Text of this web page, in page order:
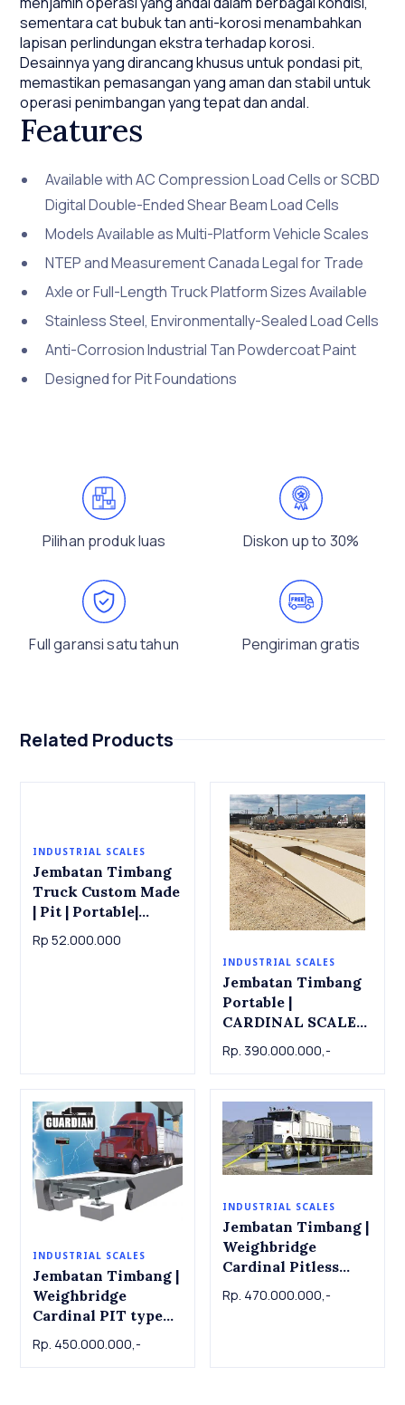
sementara cat bubuk tan anti-korosi menambahkan
lapisan perlindungan ekstra terhadap korosi.
Desainnya yang dirancang khusus untuk pondasi pit,
memastikan pemasangan yang aman dan stabil untuk
operasi penimbangan yang tepat dan andal.
Features
Available with AC Compression Load Cells or SCBD
Digital Double-Ended Shear Beam Load Cells
Models Available as Multi-Platform Vehicle Scales
NTEP and Measurement Canada Legal for Trade
Axle or Full-Length Truck Platform Sizes Available
Stainless Steel, Environmentally-Sealed Load Cells
Anti-Corrosion Industrial Tan Powdercoat Paint
Designed for Pit Foundations
Pilihan produk luas Diskon up to 30%
Full garansi satu tahun Pengiriman gratis
Related Products
INDUSTRIAL SCALES
Jembatan Timbang
Truck Custom Made
| Pit | Portable|
Mulai dari Rp 52Jt
Rp 52.000.000
INDUSTRIAL SCALES
Jembatan Timbang
Portable |
CARDINAL SCALE
PORTABLE TRUCK
SCALES WITH
SMARTCELLS, 3m x
9m, 50 ton
Rp. 390.000.000,-
INDUSTRIAL SCALES
Jembatan Timbang |
Weighbridge
Cardinal PIT type
Rp. 450.000.000,-
INDUSTRIAL SCALES
Jembatan Timbang |
Weighbridge
Cardinal Pitless
12m
Rp. 470.000.000,-